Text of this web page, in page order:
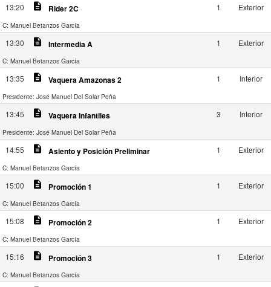
13:20 description Rider 2C 1 Exterior
C: Manuel Betanzos García
13:30 description Intermedia A 1 Exterior
C: Manuel Betanzos García
13:35 description Vaquera Amazonas 2 1 Interior
Presidente: José Manuel Del Solar Peña
13:45 description Vaquera Infantiles 3 Interior
Presidente: José Manuel Del Solar Peña
14:55 description Asiento y Posición Preliminar 1 Exterior
C: Manuel Betanzos García
15:00 description Promoción 1 1 Exterior
C: Manuel Betanzos García
15:08 description Promoción 2 1 Exterior
C: Manuel Betanzos García
15:16 description Promoción 3 1 Exterior
C: Manuel Betanzos García